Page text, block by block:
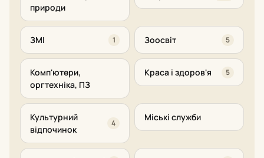
природи
ЗМІ 1 Зоосвіт 5
Комп'ютери,
оргтехніка, ПЗ
Краса і здоров'я 5
Культурний
відпочинок
4
Міські служби